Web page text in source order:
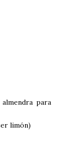
para
limón)